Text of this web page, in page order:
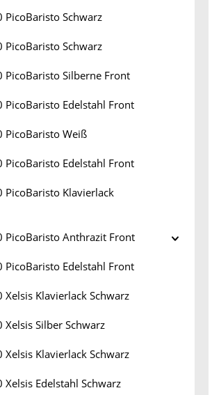
PicoBaristo Schwarz
PicoBaristo Schwarz
PicoBaristo Silberne Front
PicoBaristo Edelstahl Front
PicoBaristo Weiß
PicoBaristo Edelstahl Front
PicoBaristo Klavierlack
PicoBaristo Anthrazit Front
PicoBaristo Edelstahl Front
Klavierlack Schwarz
Silber Schwarz
Klavierlack Schwarz
Edelstahl Schwarz